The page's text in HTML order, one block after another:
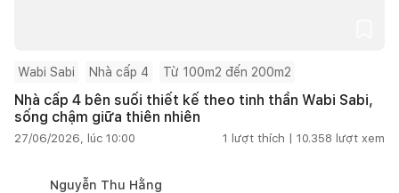
Wabi Sabi Nhà cấp 4 Từ 100m2 đến 200m2
Nhà cấp 4 bên suối thiết kế theo tinh thần Wabi Sabi,
sống chậm giữa thiên nhiên
27/06/2026, lúc 10:00 1 lượt thích | 10.358 lượt xem
Nguyễn Thu Hằng